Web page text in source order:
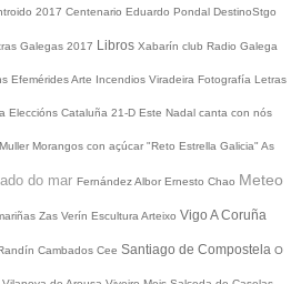
2017 Centenario Eduardo Pondal DestinoStgo
Galegas 2017 Libros Xabarín club Radio Galega
EfeméridesArte Incendios Viradeira Fotografía Letras
Eleccións Cataluña 21-D Este Nadal canta con nós
Morangos con açúcar "Reto Estrella Galicia" As
do mar Fernández Albor Ernesto Chao Meteo
Zas Verín Escultura Arteixo Vigo A Coruña
Cambados Cee Santiago de Compostela O